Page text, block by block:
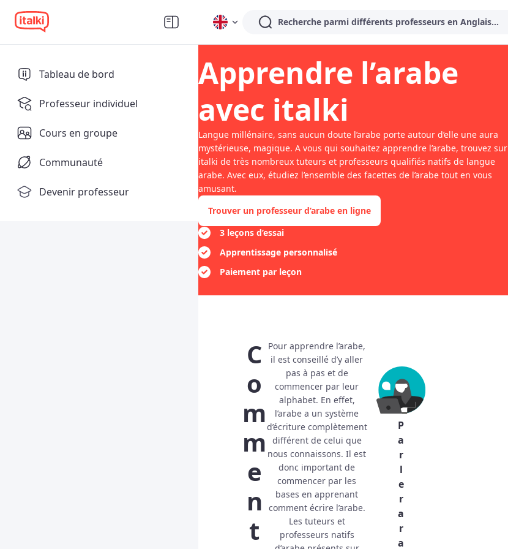
Tableau de bord
Professeur individuel
Cours en groupe
Communauté
Devenir professeur
Recherche parmi différents professeurs en Anglais…
Apprendre l’arabe
avec italki
Langue millénaire, sans aucun doute l’arabe porte autour d’elle une aura
mystérieuse, magique. A vous qui souhaitez apprendre l’arabe, trouvez sur
italki de très nombreux tuteurs et professeurs qualifiés natifs de langue
arabe. Avec eux, étudiez l’ensemble des facettes de l’arabe tout en vous
amusant.
Trouver un professeur d’arabe en ligne
3 leçons d’essai
Apprentissage personnalisé
Paiement par leçon
C
o
m
m
e
n
t
Pour apprendre l’arabe,
il est conseillé d’y aller
pas à pas et de
commencer par leur
alphabet. En effet,
l’arabe a un système
d’écriture complètement
différent de celui que
nous connaissons. Il est
donc important de
commencer par les
bases en apprenant
comment écrire l’arabe.
Les tuteurs et
professeurs natifs
P
a
r
l
e
r
a
r
a